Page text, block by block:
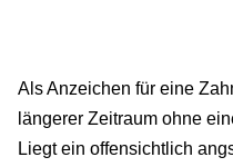
Als Anzeichen für eine
längerer Zeitraum ohne
Liegt ein offensichtlich